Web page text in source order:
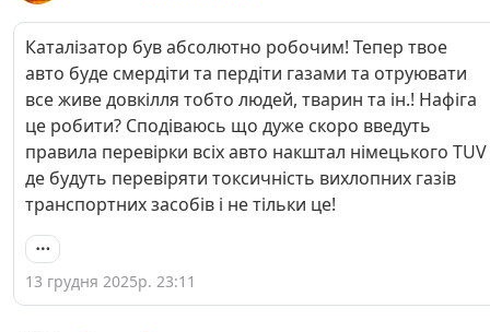
Каталізатор був абсолютно робочим! Тепер твое
авто буде смердіти та пердіти газами та отруювати
все живе довкілля тобто людей, тварин та ін.! Нафіга
це робити? Сподіваюсь що дуже скоро введуть
правила перевірки всіх авто накштал німецького TUV
де будуть перевіряти токсичність вихлопних газів
транспортних засобів і не тільки це!
13 грудня 2025р. 23:11